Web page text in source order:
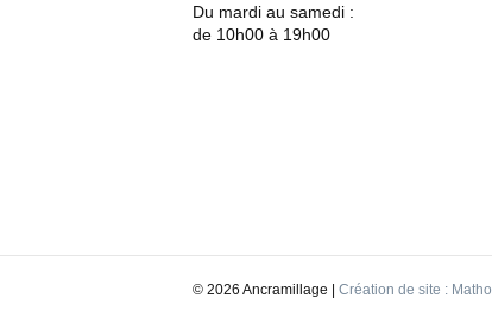
Du mardi au samedi :
de 10h00 à 19h00
© 2026 Ancramillage | Création de site : Matho